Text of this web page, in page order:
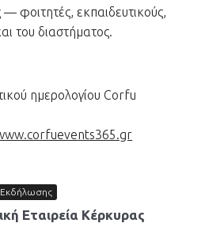
φοιτητές, εκπαιδευτικούς,
του διαστήματος.
ημερολογίου Corfu
Εταιρεία Κέρκυρας